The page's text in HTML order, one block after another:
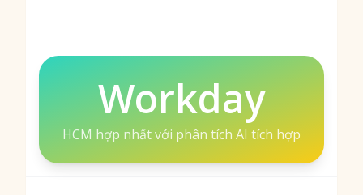
Workday
HCM hợp nhất với phân tích AI tích hợp